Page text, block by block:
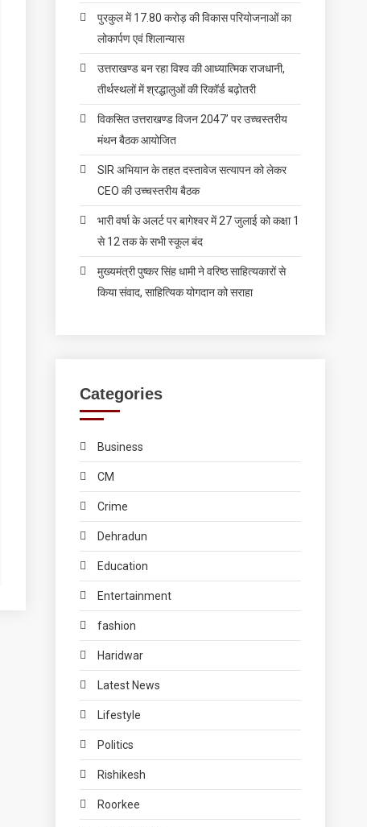
पुरकुल में 17.80 करोड़ की विकास परियोजनाओं का
लोकार्पण एवं शिलान्यास
उत्तराखण्ड बन रहा विश्व की आध्यात्मिक राजधानी,
तीर्थस्थलों में श्रद्धालुओं की रिकॉर्ड बढ़ोतरी
विकसित उत्तराखण्ड विजन 2047’ पर उच्चस्तरीय
मंथन बैठक आयोजित
SIR अभियान के तहत दस्तावेज सत्यापन को लेकर
CEO की उच्चस्तरीय बैठक
भारी वर्षा के अलर्ट पर बागेश्वर में 27 जुलाई को कक्षा 1
से 12 तक के सभी स्कूल बंद
मुख्यमंत्री पुष्कर सिंह धामी ने वरिष्ठ साहित्यकारों से
किया संवाद, साहित्यिक योगदान को सराहा
Categories
Business
CM
Crime
Dehradun
Education
Entertainment
fashion
Haridwar
Latest News
Lifestyle
Politics
Rishikesh
Roorkee